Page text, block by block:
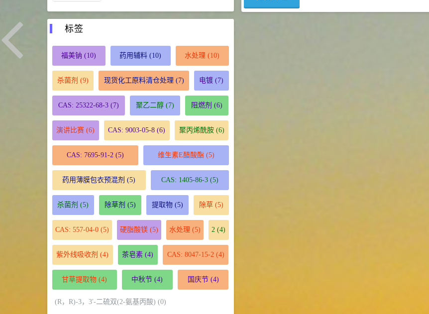
标签
福美钠 (10) 药用辅料 (10) 水处理 (10)
杀菌剂 (9) 现货化工原料清仓处理 (7) 电镀 (7)
CAS: 25322-68-3(7) 聚乙二醇(7) 阻燃剂 (6)
演讲比赛 (6) CAS: 9003-05-8 (6) 聚丙烯酰胺(6)
CAS: 7695-91-2 (5) 维生素E醋酸酯(5)
药用薄膜包衣预混剂 (5) CAS: 1405-86-3(5)
杀菌剂 (5) 除草剂 (5) 提取物(5) 除草(5)
CAS: 557-04-0(5) 硬脂酸镁(5) 水处理 (5) 2 (4)
紫外线吸收剂 (4) 茶皂素 (4) CAS: 8047-15-2 (4)
甘草提取物 (4) 中秋节 (4) 国庆节(4)
(R，R)-3，3′-二硫双(2-氨基丙酸) (0)